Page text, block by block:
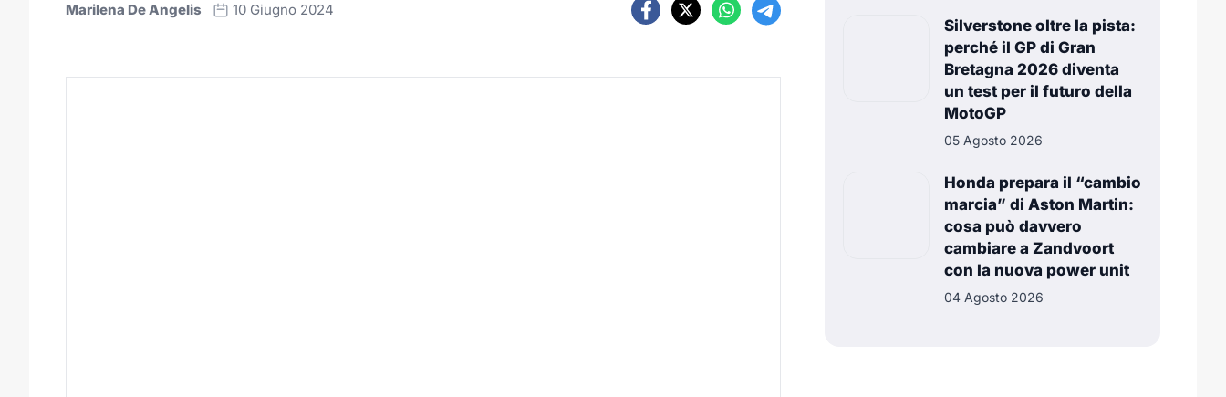
Marilena De Angelis 10 Giugno 2024
Silverstone oltre la pista:
perché il GP di Gran
Bretagna 2026 diventa
un test per il futuro della
MotoGP
05 Agosto 2026
Honda prepara il “cambio
marcia” di Aston Martin:
cosa può davvero
cambiare a Zandvoort
con la nuova power unit
04 Agosto 2026